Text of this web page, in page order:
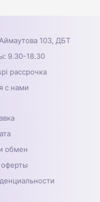
103, ДБТ
9.30-18.30
рассрочка
с нами
обмен